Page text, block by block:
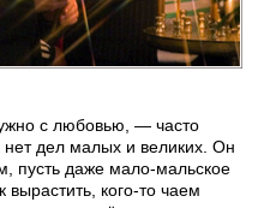
с любовью, — часто
дел малых и великих. Он
пусть даже мало-мальское
вырастить, кого-то чаем